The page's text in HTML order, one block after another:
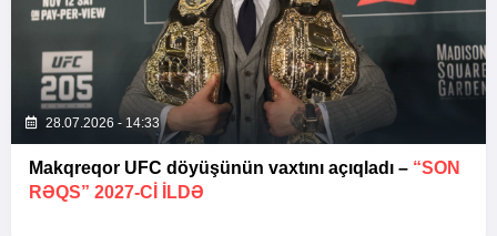
28.07.2026 - 14:33
Makqreqor UFC döyüşünün vaxtını açıqladı – “SON
RƏQS” 2027-CI ILDƏ